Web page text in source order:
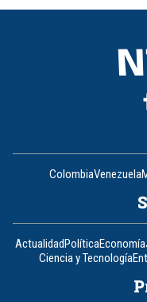
8
ColombiaVenezuela
ActualidadPolíticaEconomía
Ciencia y Tecnología